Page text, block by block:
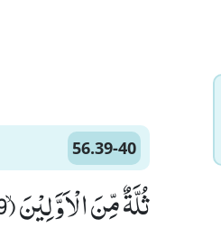
56.39-40
ثُلَّةٌ مِّنَ الْاَوَّلِیْنَۙ (39) وَ ثُلَّةٌ مِّنَ الْاٰخِرِیْنَﭤ(40)